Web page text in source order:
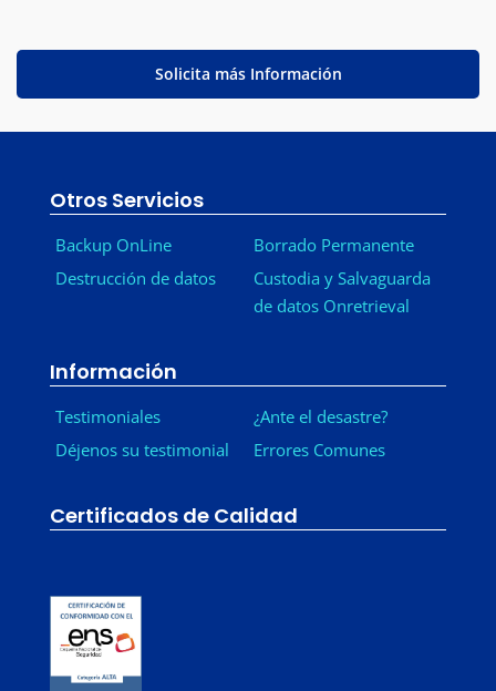
Solicita más Información
Otros Servicios
Backup OnLine
Destrucción de datos
Borrado Permanente
Custodia y Salvaguarda
de datos Onretrieval
Información
Testimoniales
Déjenos su testimonial
¿Ante el desastre?
Errores Comunes
Certificados de Calidad